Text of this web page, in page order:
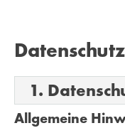
1.
Allgemeine